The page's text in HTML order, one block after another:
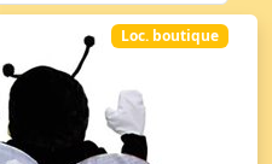
Loc. boutique